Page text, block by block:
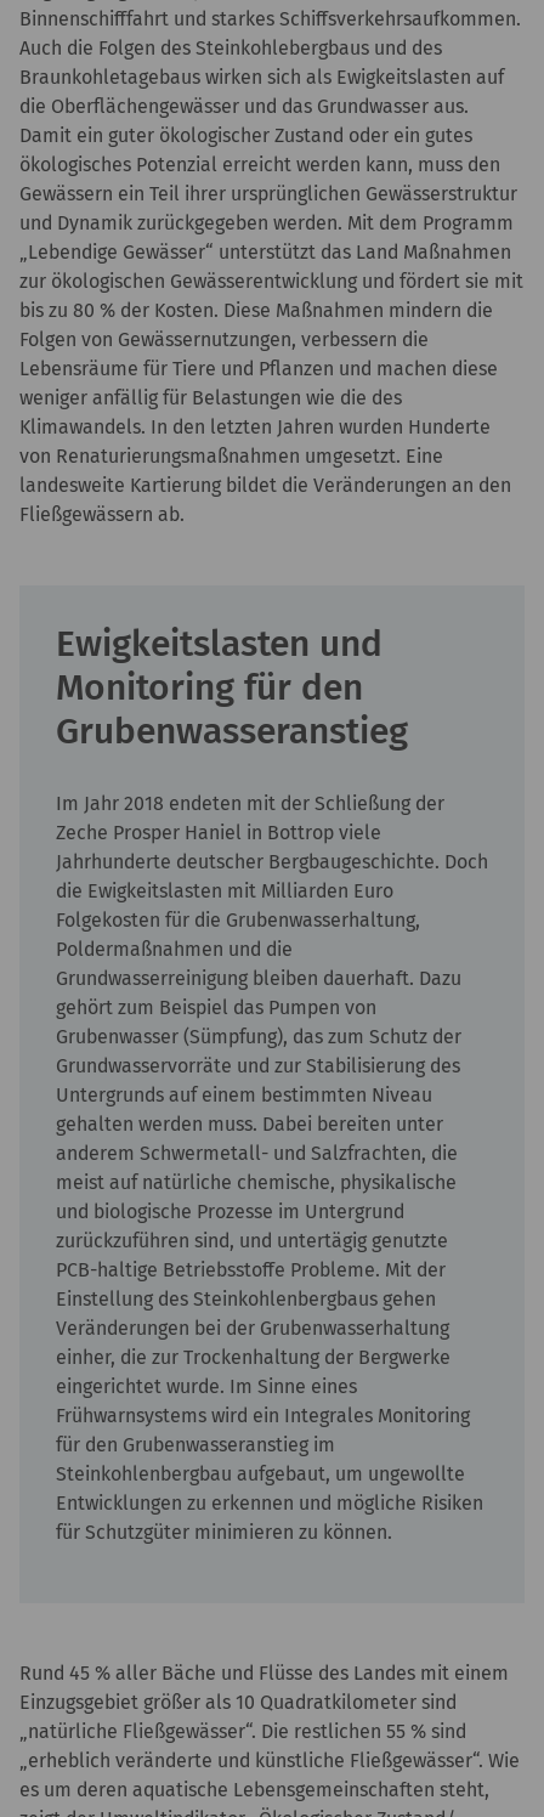
Binnenschifffahrt und starkes Schiffsverkehrsaufkommen.
Auch die Folgen des Steinkohlebergbaus und des
Braunkohletagebaus wirken sich als Ewigkeitslasten auf
die Oberflächengewässer und das Grundwasser aus.
Damit ein guter ökologischer Zustand oder ein gutes
ökologisches Potenzial erreicht werden kann, muss den
Gewässern ein Teil ihrer ursprünglichen Gewässerstruktur
und Dynamik zurückgegeben werden. Mit dem Programm
„Lebendige Gewässer“ unterstützt das Land Maßnahmen
zur ökologischen Gewässerentwicklung und fördert sie mit
bis zu 80 % der Kosten. Diese Maßnahmen mindern die
Folgen von Gewässernutzungen, verbessern die
Lebensräume für Tiere und Pflanzen und machen diese
weniger anfällig für Belastungen wie die des
Klimawandels. In den letzten Jahren wurden Hunderte
von Renaturierungsmaßnahmen umgesetzt. Eine
landesweite Kartierung bildet die Veränderungen an den
Fließgewässern ab.
Ewigkeitslasten und
Monitoring für den
Grubenwasseranstieg
Im Jahr 2018 endeten mit der Schließung der
Zeche Prosper Haniel in Bottrop viele
Jahrhunderte deutscher Bergbaugeschichte. Doch
die Ewigkeitslasten mit Milliarden Euro
Folgekosten für die Grubenwasserhaltung,
Poldermaßnahmen und die
Grundwasserreinigung bleiben dauerhaft. Dazu
gehört zum Beispiel das Pumpen von
Grubenwasser (Sümpfung), das zum Schutz der
Grundwasservorräte und zur Stabilisierung des
Untergrunds auf einem bestimmten Niveau
gehalten werden muss. Dabei bereiten unter
anderem Schwermetall- und Salzfrachten, die
meist auf natürliche chemische, physikalische
und biologische Prozesse im Untergrund
zurückzuführen sind, und untertägig genutzte
PCB-haltige Betriebsstoffe Probleme. Mit der
Einstellung des Steinkohlenbergbaus gehen
Veränderungen bei der Grubenwasserhaltung
einher, die zur Trockenhaltung der Bergwerke
eingerichtet wurde. Im Sinne eines
Frühwarnsystems wird ein Integrales Monitoring
für den Grubenwasseranstieg im
Steinkohlenbergbau aufgebaut, um ungewollte
Entwicklungen zu erkennen und mögliche Risiken
für Schutzgüter minimieren zu können.
Rund 45 % aller Bäche und Flüsse des Landes mit einem
Einzugsgebiet größer als 10 Quadratkilometer sind
„natürliche Fließgewässer“. Die restlichen 55 % sind
„erheblich veränderte und künstliche Fließgewässer“. Wie
es um deren aquatische Lebensgemeinschaften steht,